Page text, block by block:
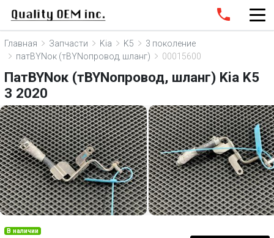
Главная Запчасти Kia K5
3 поколение
патBYNок (тBYNопровод, шланг)
00015600
ПатBYNок (тBYNопровод, шланг) Kia K5
3 2020
В наличии